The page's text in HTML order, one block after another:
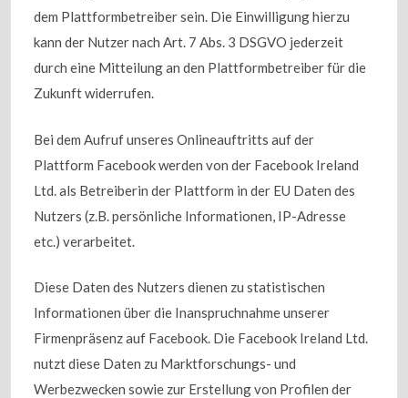
dem Plattformbetreiber sein. Die Einwilligung hierzu
kann der Nutzer nach Art. 7 Abs. 3 DSGVO jederzeit
durch eine Mitteilung an den Plattformbetreiber für die
Zukunft widerrufen.
Bei dem Aufruf unseres Onlineauftritts auf der
Plattform Facebook werden von der Facebook Ireland
Ltd. als Betreiberin der Plattform in der EU Daten des
Nutzers (z.B. persönliche Informationen, IP-Adresse
etc.) verarbeitet.
Diese Daten des Nutzers dienen zu statistischen
Informationen über die Inanspruchnahme unserer
Firmenpräsenz auf Facebook. Die Facebook Ireland Ltd.
nutzt diese Daten zu Marktforschungs- und
Werbezwecken sowie zur Erstellung von Profilen der